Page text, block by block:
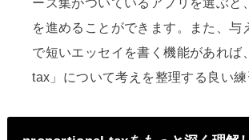
を進めることができます。また、与
で短いエッセイを書く機能があれば
tax」について考えを整理する良い練